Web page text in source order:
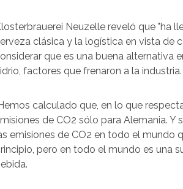
Neuzelle reveló que "ha
clásica y la logística en vista de
que es una buena alternativa
factores que frenaron a la industria.
calculado que, en lo que
de CO2 sólo para Alemania.
emisiones de CO2 en todo el mundo
pero en todo el mundo es una